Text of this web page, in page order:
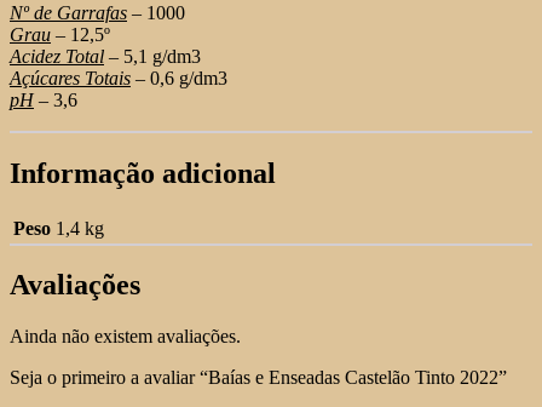
Nº de Garrafas – 1000
Grau – 12,5º
Acidez Total – 5,1 g/dm3
Açúcares Totais – 0,6 g/dm3
pH– 3,6
Informação adicional
Peso 1,4 kg
Avaliações
Ainda não existem avaliações.
Seja o primeiro a avaliar “Baías e Enseadas Castelão Tinto 2022”